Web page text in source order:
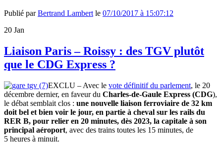
Publié parBertrand Lambert le 07/10/2017 à 15:07:12
20 Jan
Liaison Paris – Roissy : des TGV plutôt
que le CDG Express ?
EXCLU – Avec le vote définitif du parlement, le 20
décembre dernier, en faveur du Charles-de-Gaule Express (CDG),
le débat semblait clos : une nouvelle liaison ferroviaire de 32 km
doit bel et bien voir le jour, en partie à cheval sur les rails du
RER B, pour relier en 20 minutes, dès 2023, la capitale à son
principal aéroport, avec des trains toutes les 15 minutes, de
5 heures à minuit.